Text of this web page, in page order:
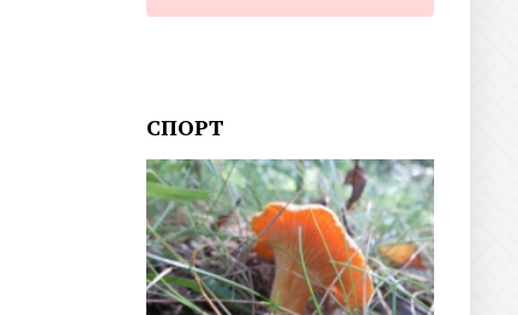
СПОРТ